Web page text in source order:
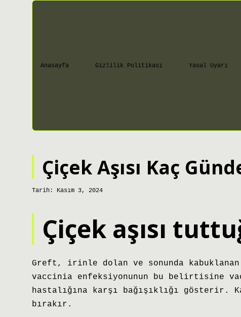
Anasayfa Gizlilik Politikası Yasal Uyarı
Çiçek Aşısı Kaç
Tarih: Kasım 3, 2024
Çiçek aşısı
Greft, irinle dolan ve sonunda
vaccinia enfeksiyonunun bu belirtisine
hastalığına karşı bağışıklığı
bırakır.